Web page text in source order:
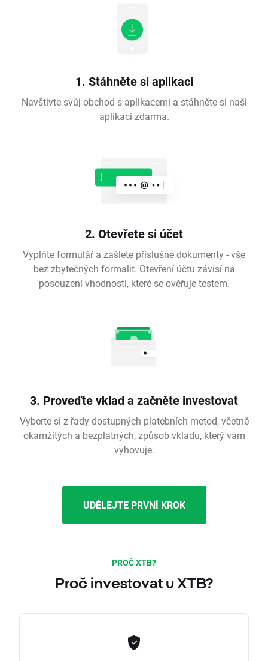
1. Stáhněte si aplikaci
Navštivte svůj obchod s aplikacemi a stáhněte si naši
aplikaci zdarma.
2. Otevřete si účet
Vyplňte formulář a zašlete příslušné dokumenty - vše
bez zbytečných formalit. Otevření účtu závisí na
posouzení vhodnosti, které se ověřuje testem.
3. Proveďte vklad a začněte investovat
Vyberte si z řady dostupných platebních metod, včetně
okamžitých a bezplatných, způsob vkladu, který vám
vyhovuje.
UDĚLEJTE PRVNÍ KROK
PROČ XTB?
Proč investovat u XTB?